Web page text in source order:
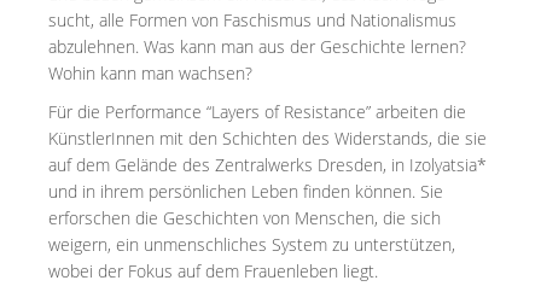
sucht, alle Formen von Faschismus und Nationalismus
abzulehnen. Was kann man aus der Geschichte lernen?
Wohin kann man wachsen?
Für die Performance “Layers of Resistance” arbeiten die
KünstlerInnen mit den Schichten des Widerstands, die sie
auf dem Gelände des Zentralwerks Dresden, in Izolyatsia*
und in ihrem persönlichen Leben finden können. Sie
erforschen die Geschichten von Menschen, die sich
weigern, ein unmenschliches System zu unterstützen,
wobei der Fokus auf dem Frauenleben liegt.